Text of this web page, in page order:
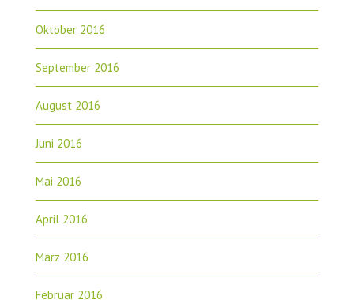
Oktober 2016
September 2016
August 2016
Juni 2016
Mai 2016
April 2016
März 2016
Februar 2016